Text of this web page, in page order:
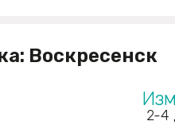
Воскресенск
2-4